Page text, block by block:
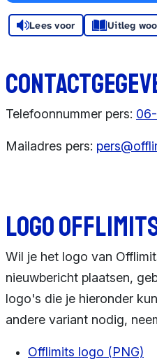
donoren
Raad van
Steun
Contact
Lees voor Uitleg
Telefoonnummer pers:
Mailadres pers:
Logo
Wil je het logo van
nieuwbericht plaatsen,
logo's die je hieronder
andere variant nodig,
Offlimits logo (PNG)